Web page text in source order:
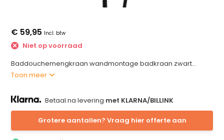
€ 59,95 Incl. btw
Niet op voorraad
Baddouchemengkraan wandmontage badkraan zwart...
Toon meer
Betaal na levering met KLARNA/BILLINK
Grotere aantallen? Vraag hier offerte aan